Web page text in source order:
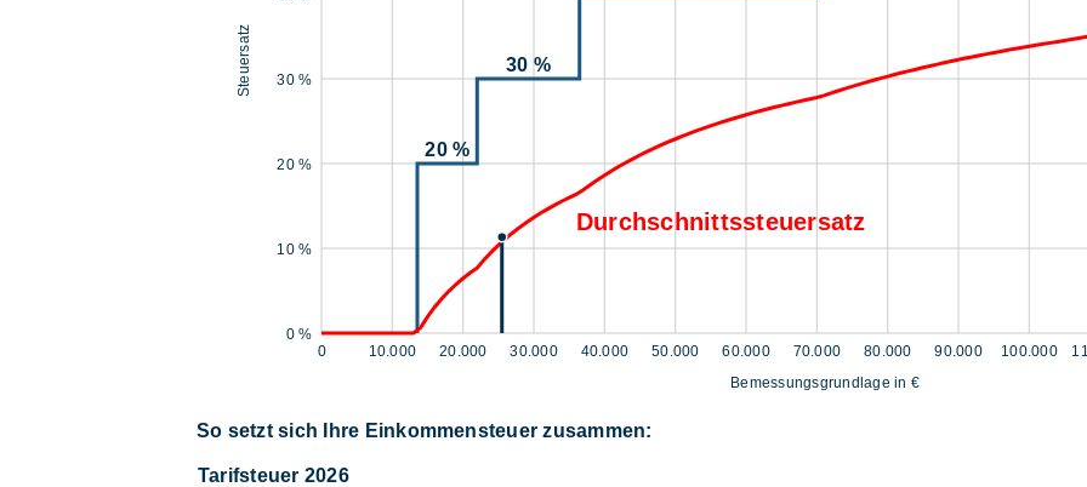
0 %
10 %
20 %
30 %
0 10.000 20.000 30.000 40.000 50.000 60.000 70.000 80.000 90.000 100.000
20 %
30 %
Durchschnittssteuersatz
Steuersatz
Bemessungsgrundlage in €
So setzt sich Ihre Einkommensteuer zusammen:
Tarifsteuer 2026